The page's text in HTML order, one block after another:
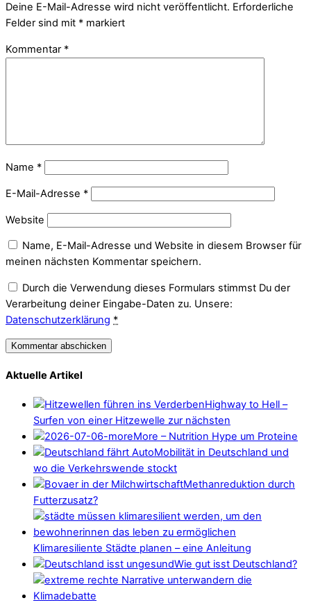
Deine E-Mail-Adresse wird nicht veröffentlicht. Erforderliche
Felder sind mit * markiert
Kommentar *
Name *
E-Mail-Adresse *
Website
Name, E-Mail-Adresse und Website in diesem Browser für
meinen nächsten Kommentar speichern.
Durch die Verwendung dieses Formulars stimmst Du der
Verarbeitung deiner Eingabe-Daten zu. Unsere:
Datenschutzerklärung *
Aktuelle Artikel
Highway to Hell –
Surfen von einer Hitzewelle zur nächsten
More – Nutrition Hype um Proteine
Mobilität in Deutschland und
wo die Verkehrswende stockt
Methanreduktion durch
Futterzusatz?
Klimaresiliente Städte planen – eine Anleitung
Wie gut isst Deutschland?